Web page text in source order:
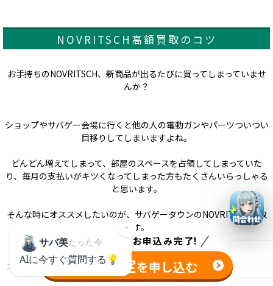
NOVRITSCH高額買取のコツ
お手持ちのNOVRITSCH、新商品が出るたびに買ってしまっていませ
んか？
ショップやサバゲー会場に行くと他の人の電動ガンやパーツついつい
目移りしてしまいますよね。
どんどん増えてしまって、部屋のスペースを占領してしまっていた
り、毎月の支払いがキツくなってしまった方もたくさんいらっしゃる
と思います。
そんな時にオススメしたいのが、サバゲータウンのNOVRITSCH買取
です。
大切なNOVRITSCHを売る時はしっかり査定してもらい、できるだけ
高く買い取ってもらいたいですよね。
たった でお申込み完了!
無料査定を申し込む